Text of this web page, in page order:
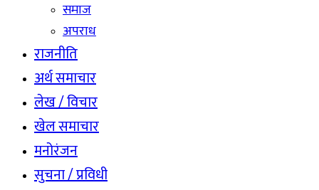
समाज
अपराध
राजनीति
अर्थ समाचार
लेख / विचार
खेल समाचार
मनोरंजन
सुचना / प्रविधी